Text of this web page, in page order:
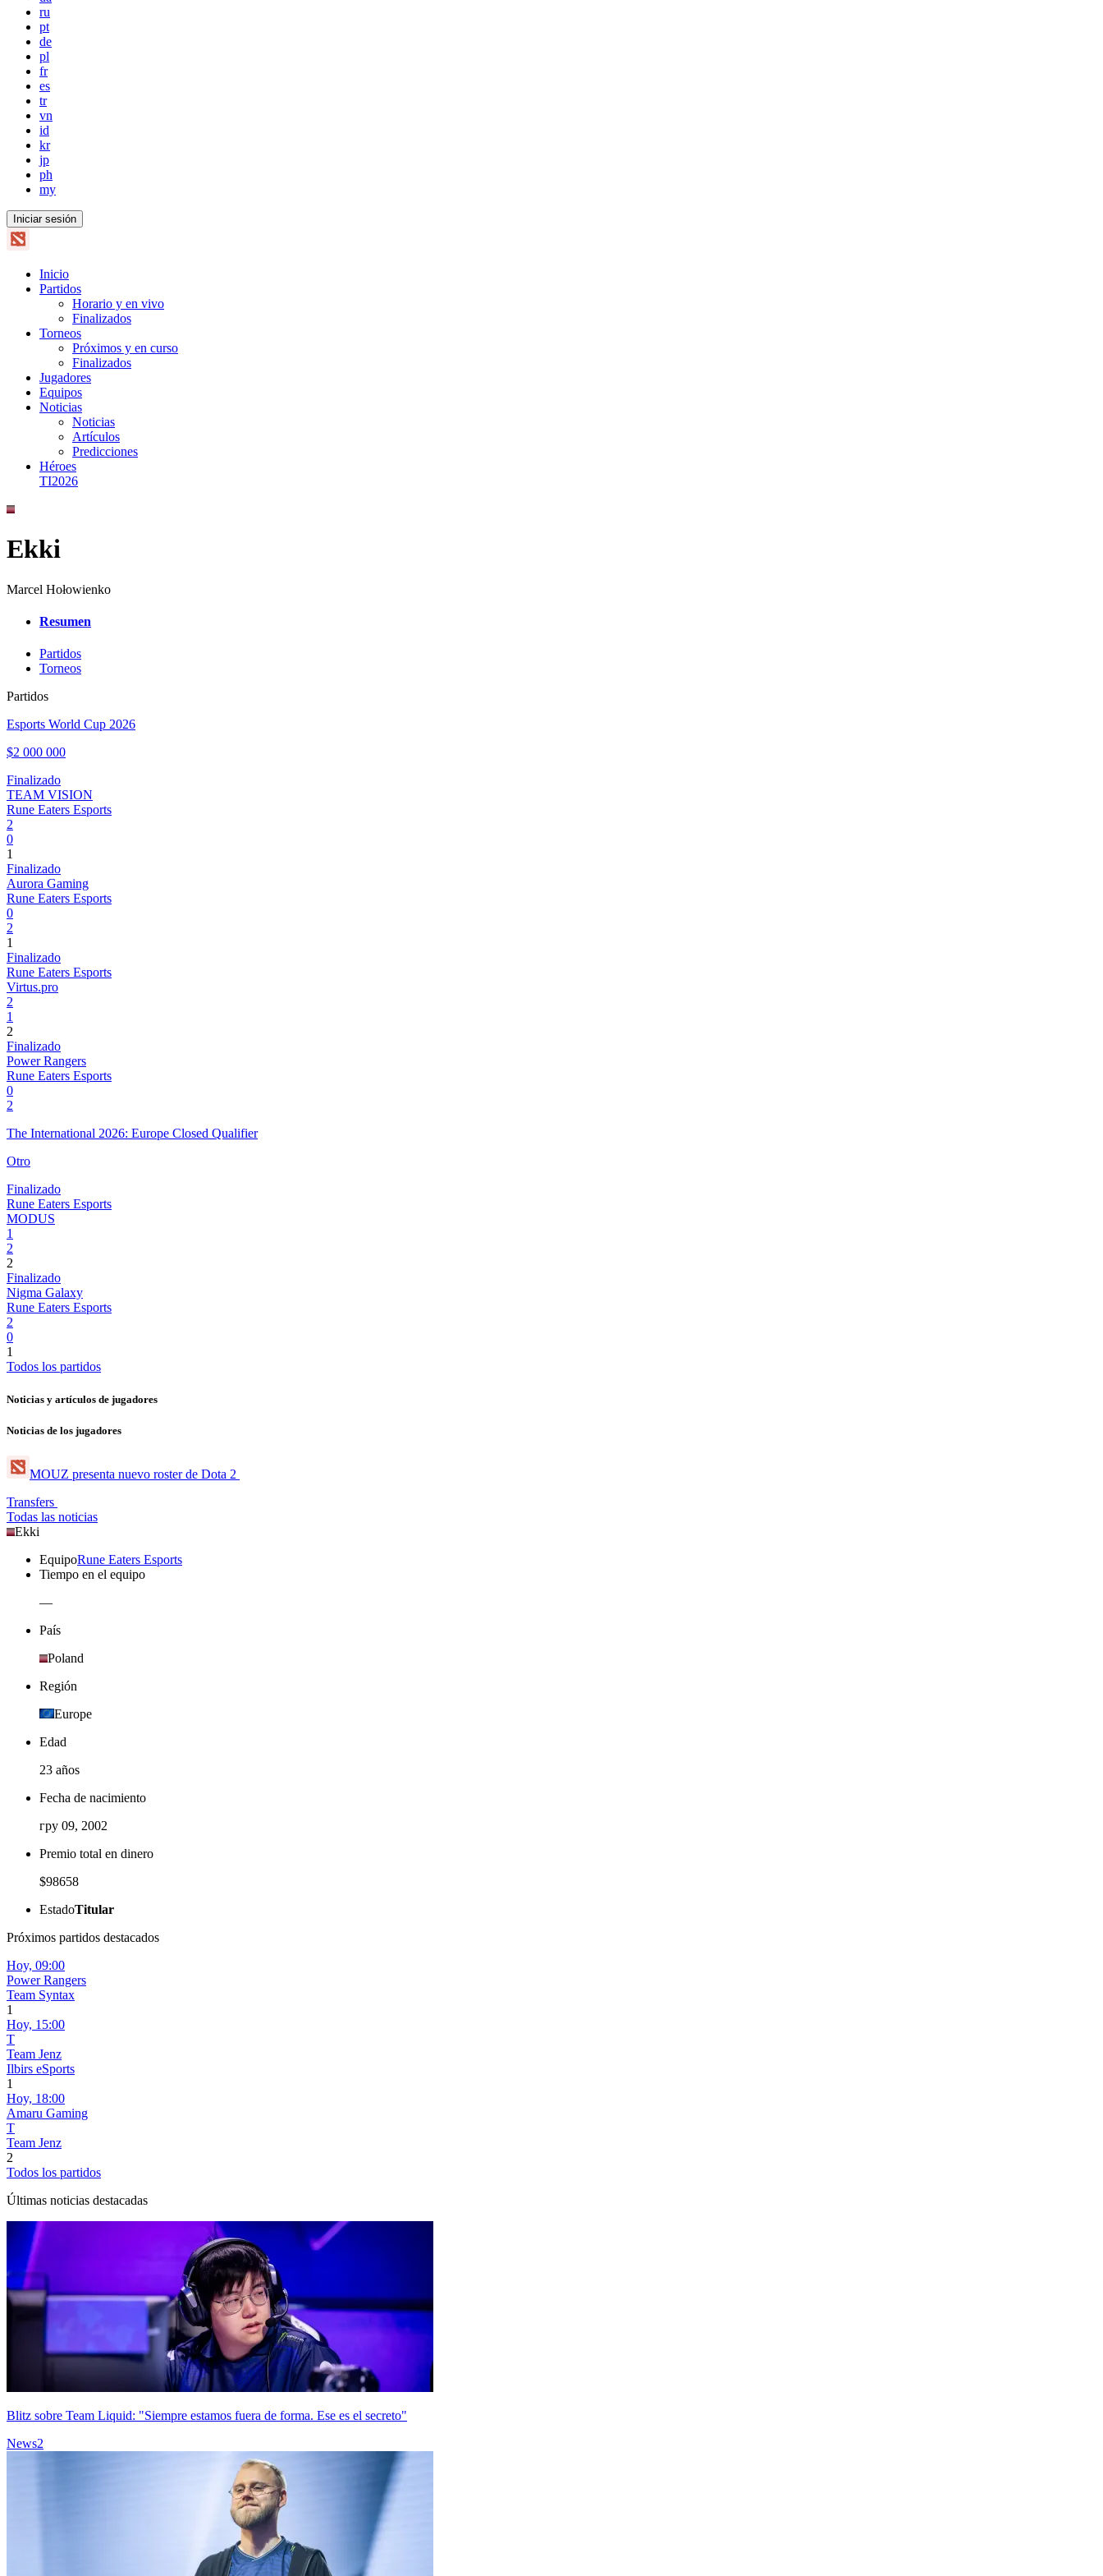
ru
pt
de
pl
fr
es
tr
vn
id
kr
jp
ph
my
Iniciar sesión
Inicio
Partidos
Horario y en vivo
Finalizados
Torneos
Próximos y en curso
Finalizados
Jugadores
Equipos
Noticias
Noticias
Artículos
Predicciones
Héroes
TI2026
Ekki
Marcel Hołowienko
Resumen
Partidos
Torneos
Partidos
Esports World Cup 2026
$2 000 000
Finalizado
TEAM VISION
Rune Eaters Esports
2
0
1
Finalizado
Aurora Gaming
Rune Eaters Esports
0
2
1
Finalizado
Rune Eaters Esports
Virtus.pro
2
1
2
Finalizado
Power Rangers
Rune Eaters Esports
0
2
The International 2026: Europe Closed Qualifier
Otro
Finalizado
Rune Eaters Esports
MODUS
1
2
2
Finalizado
Nigma Galaxy
Rune Eaters Esports
2
0
1
Todos los partidos
Noticias y artículos de jugadores
Noticias de los jugadores
MOUZ presenta nuevo roster de Dota 2
Transfers
Todas las noticias
Ekki
EquipoRune Eaters Esports
Tiempo en el equipo
—
País
Poland
Región
Europe
Edad
23 años
Fecha de nacimiento
гру 09, 2002
Premio total en dinero
$98658
EstadoTitular
Próximos partidos destacados
Hoy, 09:00
Power Rangers
Team Syntax
1
Hoy, 15:00
T
Team Jenz
Ilbirs eSports
1
Hoy, 18:00
Amaru Gaming
T
Team Jenz
2
Todos los partidos
Últimas noticias destacadas
Blitz sobre Team Liquid: "Siempre estamos fuera de forma. Ese es el secreto"
News2